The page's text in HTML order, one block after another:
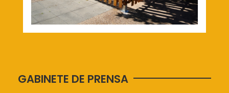
GABINETE DE PRENSA